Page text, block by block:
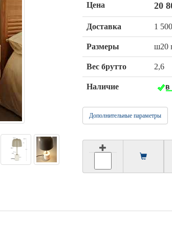
Цена 20
Доставка 1
Размеры ш20
Вес брутто 2,6
Наличие
Дополнительные параметры